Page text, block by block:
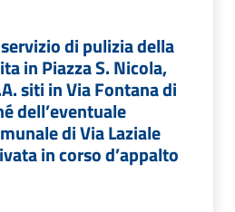
di pulizia della
in Piazza S. Nicola,
siti in Via Fontana di
dell’eventuale
di Via Laziale
in corso d’appalto